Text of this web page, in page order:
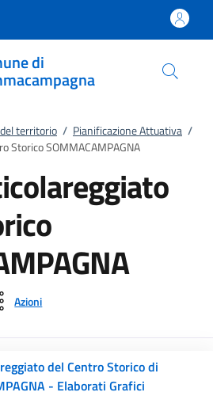
di
territorio / Pianificazione Attuativa /
Storico SOMMACAMPAGNA
Azioni
del Centro Storico di
- Elaborati Grafici